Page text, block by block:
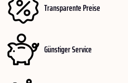
Transparente Preise
Günstiger Service